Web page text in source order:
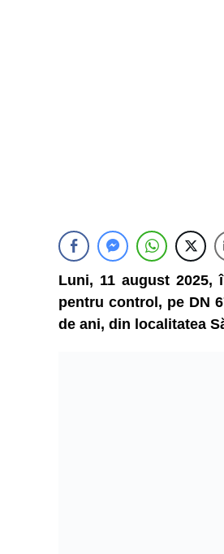
Luni, 11 august
pentru control, pe DN
de ani, din localitatea